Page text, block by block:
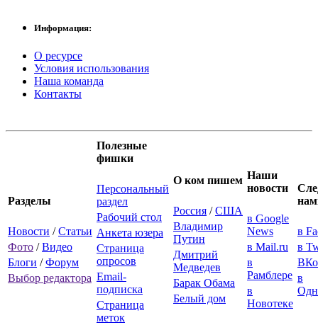
Информация:
О ресурсе
Условия использования
Наша команда
Контакты
Разделы
Новости /Статьи
Фото /Видео
Блоги /Форум
Выбор редактора
Полезные
фишки
Персональный
раздел
Рабочий стол
Анкета юзера
Страница
опросов
Email-
подписка
Страница
меток
О ком пишем
Россия /США
Владимир
Путин
Дмитрий
Медведев
Барак Обама
Белый дом
Наши
новости
в Google
News
в Mail.ru
в
Рамблере
в
Новотеке
в
в
в